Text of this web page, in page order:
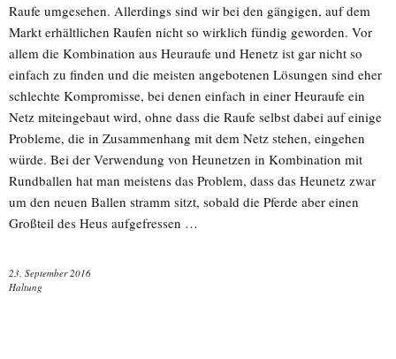
Raufe umgesehen. Allerdings sind wir bei den gängigen, auf dem
Markt erhältlichen Raufen nicht so wirklich fündig geworden. Vor
allem die Kombination aus Heuraufe und Henetz ist gar nicht so
einfach zu finden und die meisten angebotenen Lösungen sind eher
schlechte Kompromisse, bei denen einfach in einer Heuraufe ein
Netz miteingebaut wird, ohne dass die Raufe selbst dabei auf einige
Probleme, die in Zusammenhang mit dem Netz stehen, eingehen
würde. Bei der Verwendung von Heunetzen in Kombination mit
Rundballen hat man meistens das Problem, dass das Heunetz zwar
um den neuen Ballen stramm sitzt, sobald die Pferde aber einen
Großteil des Heus aufgefressen …
23. September 2016
Haltung